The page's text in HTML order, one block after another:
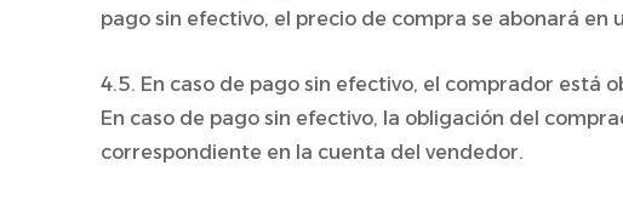
pago sin efectivo, el precio de compra se abonará
4.5. En caso de pago sin efectivo, el comprador está
En caso de pago sin efectivo, la obligación del
correspondiente en la cuenta del vendedor.